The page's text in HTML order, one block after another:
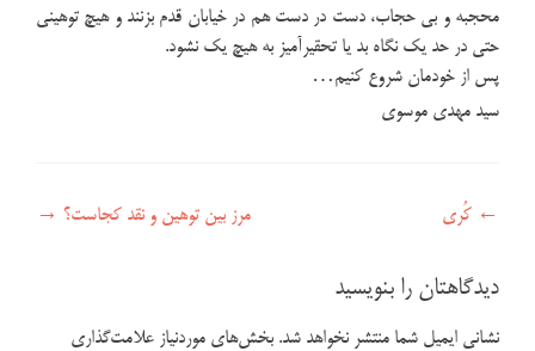
محجبه و بی حجاب، دست در دست هم در خیابان قدم بزنند و هیچ توهینی
حتی در حد یک نگاه بد یا تحقیرآمیز به هیچ یک نشود.
پس از خودمان شروع کنیم…
سید مهدی موسوی
راهبری نوشته
← کُری مرز بین توهین و نقد کجاست؟ →
دیدگاهتان را بنویسید
نشانی ایمیل شما منتشر نخواهد شد. بخش‌های موردنیاز علامت‌گذاری